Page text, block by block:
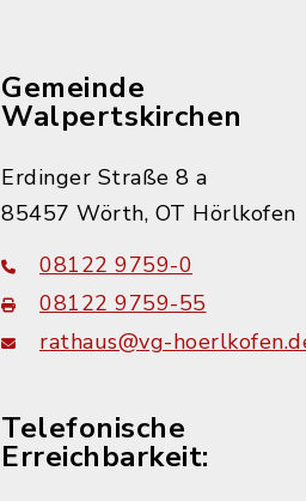
Gemeinde
Walpertskirchen
Erdinger Straße 8 a
85457 Wörth, OT Hörlkofen
08122 9759-0
08122 9759-55
rathaus@vg-
Telefonische
Erreichbarkeit: